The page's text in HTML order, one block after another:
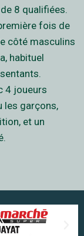
8 qualifiées.
fois de
côté masculins
habituel
4 joueurs
les garçons,
et un